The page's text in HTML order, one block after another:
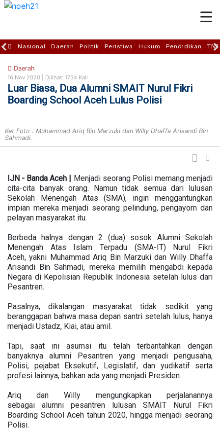
Nasional Daerah Politik Peristiwa Hukum Pendidikan
Daerah
16 Nov 2020 | Dilihat: 1734 Kali
Luar Biasa, Dua Alumni SMAIT Nurul Fikri
Boarding School Aceh Lulus Polisi
Ket Foto : Muhammad Ariq Bin Marzuki dan Willy Dhaffa Arisandi Bin
Sahmadi.
IJN - Banda Aceh | Menjadi seorang Polisi memang menjadi
cita-cita banyak orang. Namun tidak semua dari lulusan
Sekolah Menengah Atas (SMA), ingin menggantungkan
impian mereka menjadi seorang pelindung, pengayom dan
pelayan masyarakat itu.
Berbeda halnya dengan 2 (dua) sosok Alumni Sekolah
Menengah Atas Islam Terpadu (SMA-IT) Nurul Fikri
Aceh, yakni Muhammad Ariq Bin Marzuki dan Willy Dhaffa
Arisandi Bin Sahmadi, mereka memilih mengabdi kepada
Negara di Kepolisian Republik Indonesia setelah lulus dari
Pesantren.
Pasalnya, dikalangan masyarakat tidak sedikit yang
beranggapan bahwa masa depan santri setelah lulus, hanya
menjadi Ustadz, Kiai, atau amil.
Tapi, saat ini asumsi itu telah terbantahkan dengan
banyaknya alumni Pesantren yang menjadi pengusaha,
Polisi, pejabat Eksekutif, Legislatif, dan yudikatif serta
profesi lainnya, bahkan ada yang menjadi Presiden.
Ariq dan Willy mengungkapkan perjalanannya
sebagai alumni pesantren lulusan SMAIT Nurul Fikri
Boarding School Aceh tahun 2020, hingga menjadi seorang
Polisi.